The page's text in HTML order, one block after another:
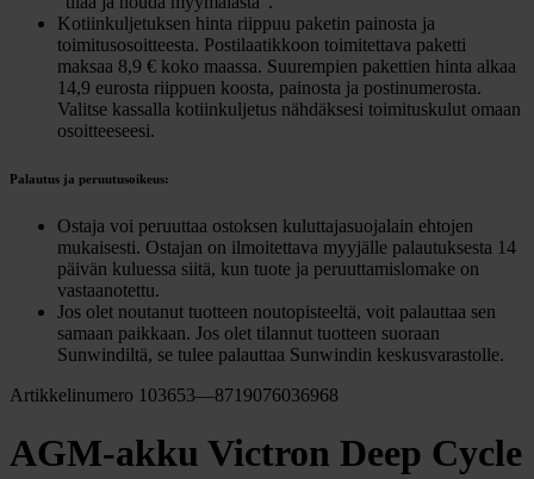
Kotiinkuljetuksen hinta riippuu paketin painosta ja
toimitusosoitteesta. Postilaatikkoon toimitettava paketti
maksaa 8,9 € koko maassa. Suurempien pakettien hinta alkaa
14,9 eurosta riippuen koosta, painosta ja postinumerosta.
Valitse kassalla kotiinkuljetus nähdäksesi toimituskulut omaan
osoitteeseesi.
Palautus ja peruutusoikeus:
Ostaja voi peruuttaa ostoksen kuluttajasuojalain ehtojen
mukaisesti. Ostajan on ilmoitettava myyjälle palautuksesta 14
päivän kuluessa siitä, kun tuote ja peruuttamislomake on
vastaanotettu.
Jos olet noutanut tuotteen noutopisteeltä, voit palauttaa sen
samaan paikkaan. Jos olet tilannut tuotteen suoraan
Sunwindiltä, se tulee palauttaa Sunwindin keskusvarastolle.
Artikkelinumero 103653—8719076036968
AGM-akku Victron Deep Cycle